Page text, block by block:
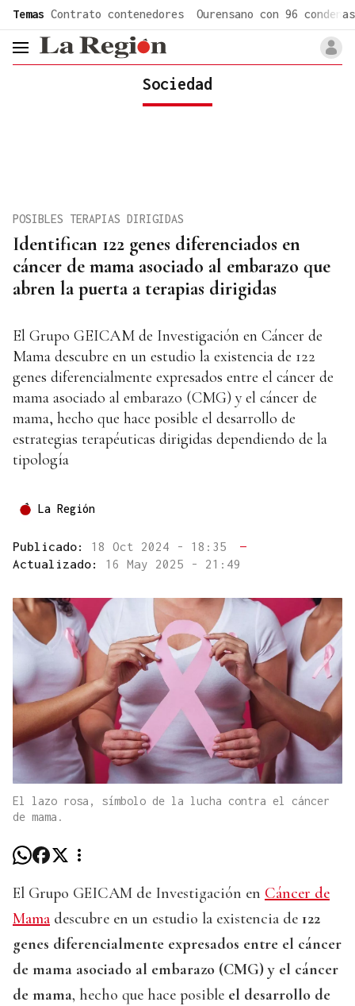
Temas Contrato contenedores Ourensano con 96 condenas
header.menu.open
Sociedad
Identifican 122 genes diferenciados en
cáncer de mama asociado al embarazo que
abren la puerta a terapias dirigidas
POSIBLES TERAPIAS DIRIGIDAS
El Grupo GEICAM de Investigación en Cáncer de
Mama descubre en un estudio la existencia de 122
genes diferencialmente expresados entre el cáncer de
mama asociado al embarazo (CMG) y el cáncer de
mama, hecho que hace posible el desarrollo de
estrategias terapéuticas dirigidas dependiendo de la
tipología
La Región
Publicado: 18 Oct 2024 - 18:35
—
Actualizado: 16 May 2025 - 21:49
El lazo rosa, símbolo de la lucha contra el cáncer
de mama.
El Grupo GEICAM de Investigación en Cáncer de
Mama descubre en un estudio la existencia de 122
genes diferencialmente expresados entre el cáncer
de mama asociado al embarazo (CMG) y el cáncer
de mama, hecho que hace posible el desarrollo de